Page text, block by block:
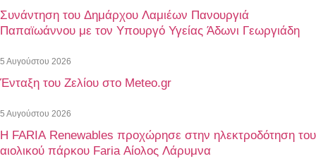
Συνάντηση του Δημάρχου Λαμιέων Πανουργιά
Παπαϊωάννου με τον Υπουργό Υγείας Άδωνι Γεωργιάδη
5 Αυγούστου 2026
Ένταξη του Ζελίου στο Meteo.gr
5 Αυγούστου 2026
Η FARIA Renewables προχώρησε στην ηλεκτροδότηση του
αιολικού πάρκου Faria Αίολος Λάρυμνα